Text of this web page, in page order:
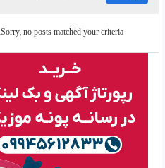
Sorry, no posts matched your criteria.